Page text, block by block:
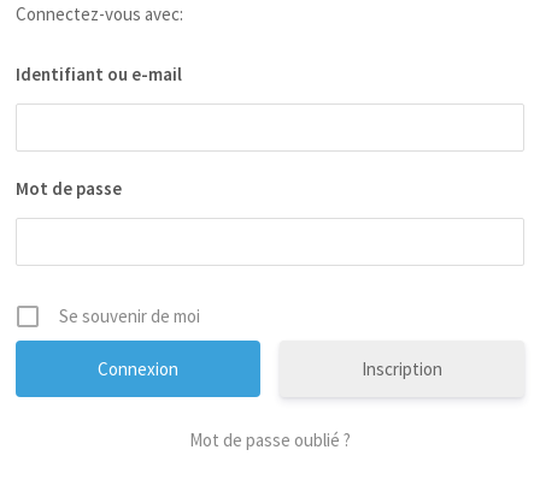
Connectez-vous avec:
Identifiant ou e-mail
Mot de passe
Se souvenir de moi
Inscription
Mot de passe oublié ?